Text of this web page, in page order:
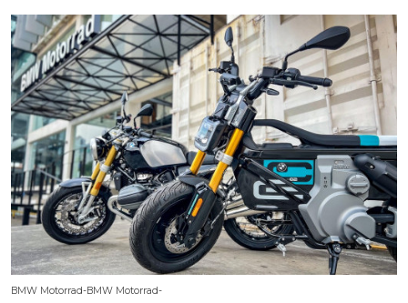
BMW Motorrad-BMW Motorrad-